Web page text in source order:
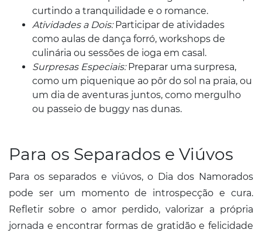
curtindo a tranquilidade e o romance.
Atividades a Dois:Participar de atividades
como aulas de dança forró, workshops de
culinária ou sessões de ioga em casal.
Surpresas Especiais:Preparar uma surpresa,
como um piquenique ao pôr do sol na praia, ou
um dia de aventuras juntos, como mergulho
ou passeio de buggy nas dunas.
Para os Separados e Viúvos
Para os separados e viúvos, o Dia dos Namorados
pode ser um momento de introspecção e cura.
Refletir sobre o amor perdido, valorizar a própria
jornada e encontrar formas de gratidão e felicidade